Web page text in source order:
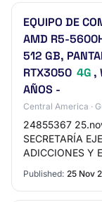
EQUIPO DE
AMD R5-
512 GB,
RTX3050 4G ,
AÑOS -
Central America ·
24855367
SECRETARÍA
ADICCIONES Y
y telecomun…
Published: 25 Nov